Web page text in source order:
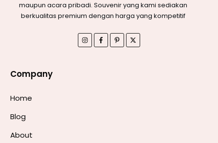
maupun acara pribadi. Souvenir yang kami sediakan
berkualitas premium dengan harga yang kompetitif
Company
Home
Blog
About